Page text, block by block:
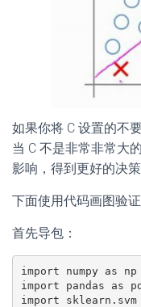
如果你将 C 设置的不
当 C 不是非常非常大
影响，得到更好的决策
下面使用代码画图验证
首先导包：
import numpy as np
import pandas as pd
import sklearn.svm